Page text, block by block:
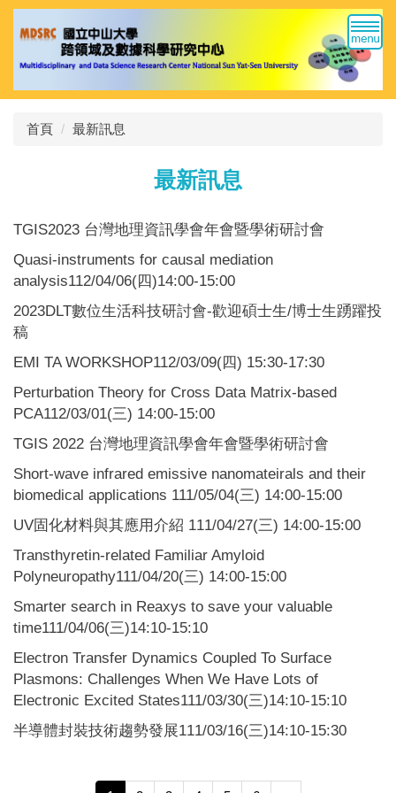
跳
到
要
內
首頁 最新訊息
最新訊息
TGIS2023 台灣地理資訊學會年會暨學術研討會
Quasi-instruments for causal mediation
analysis112/04/06(四)14:00-15:00
2023DLT數位生活科技研討會-歡迎碩士生/博士生踴躍投
稿
EMI TA WORKSHOP112/03/09(四) 15:30-17:30
Perturbation Theory for Cross Data Matrix-based
PCA112/03/01(三) 14:00-15:00
TGIS 2022 台灣地理資訊學會年會暨學術研討會
Short-wave infrared emissive nanomateirals and their
biomedical applications 111/05/04(三) 14:00-15:00
UV固化材料與其應用介紹 111/04/27(三) 14:00-15:00
Transthyretin-related Familiar Amyloid
Polyneuropathy111/04/20(三) 14:00-15:00
Smarter search in Reaxys to save your valuable
time111/04/06(三)14:10-15:10
Electron Transfer Dynamics Coupled To Surface
Plasmons: Challenges When We Have Lots of
Electronic Excited States111/03/30(三)14:10-15:10
半導體封裝技術趨勢發展111/03/16(三)14:10-15:30